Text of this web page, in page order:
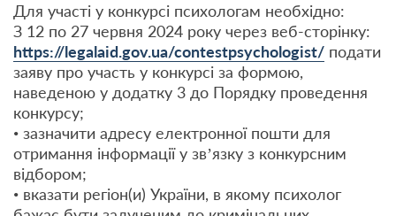
Для участі у конкурсі психологам необхідно:
З 12 по 27 червня 2024 року через веб-сторінку:
https://legalaid.gov.ua/contestpsychologist/ подати
заяву про участь у конкурсі за формою,
наведеною у додатку 3 до Порядку проведення
конкурсу;
• зазначити адресу електронної пошти для
отримання інформації у зв’язку з конкурсним
відбором;
• вказати регіон(и) України, в якому психолог